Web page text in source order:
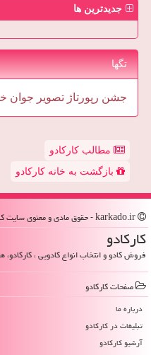
جدیدترین ها
تگها
جشن رپورتاژ تصویر جوان
مطالب کارکادو
بازگشت به خانه کارکادو
كاركادو
فروش کادو و انتخاب انواع کادویی ،
صفحات كاركادو
درباره ما
تبلیغات در كاركادو
آرشیو كاركادو